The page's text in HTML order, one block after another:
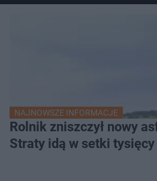
NAJNOWSZE INFORMACJE
Rolnik zniszczył nowy
Straty idą w setki tysięcy